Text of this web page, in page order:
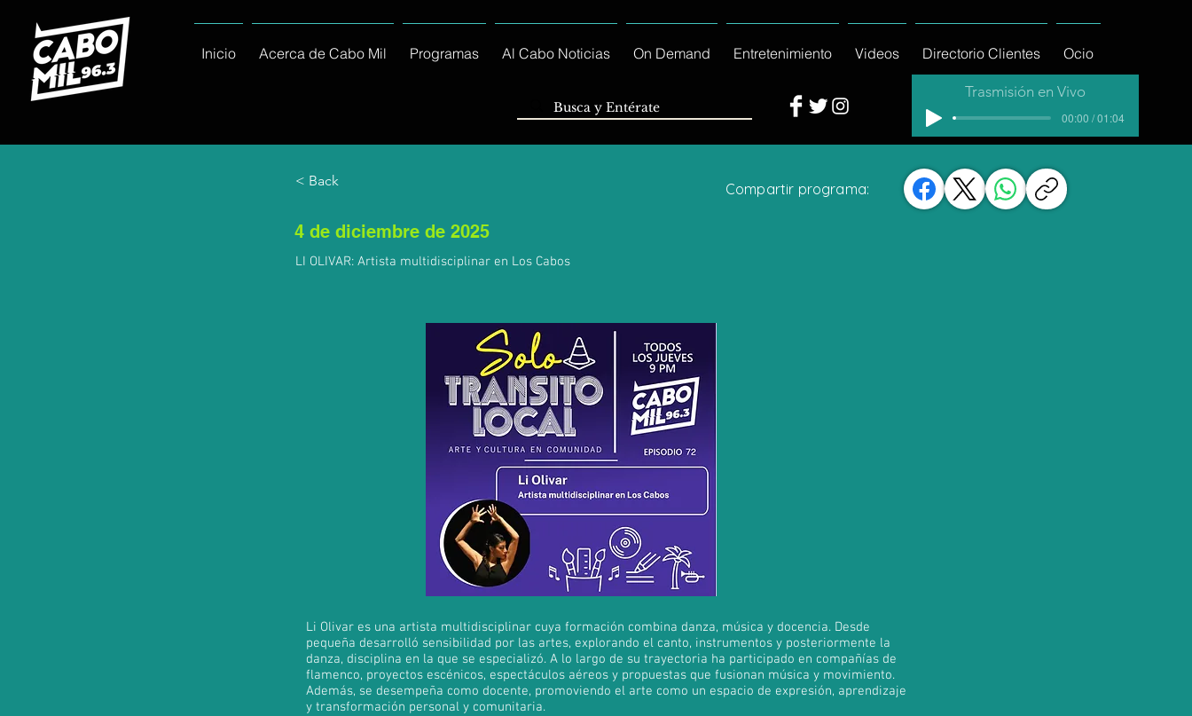
Inicio Acerca de Cabo Mil Programas Al Cabo Noticias On Demand Entretenimiento Videos Directorio Clientes Ocio
Trasmisión en Vivo
00:00 / 01:04
< Back Compartir programa:
4 de diciembre de 2025
LI OLIVAR: Artista multidisciplinar en Los Cabos
Li Olivar es una artista multidisciplinar cuya formación combina danza, música y docencia. Desde
pequeña desarrolló sensibilidad por las artes, explorando el canto, instrumentos y posteriormente la
danza, disciplina en la que se especializó. A lo largo de su trayectoria ha participado en compañías de
flamenco, proyectos escénicos, espectáculos aéreos y propuestas que fusionan música y movimiento.
Además, se desempeña como docente, promoviendo el arte como un espacio de expresión, aprendizaje
y transformación personal y comunitaria.